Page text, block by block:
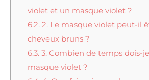
violet et un masque violet ?
6.2.2. Le masque violet peut-il
cheveux bruns ?
6.3.3. Combien de temps dois-
masque violet ?